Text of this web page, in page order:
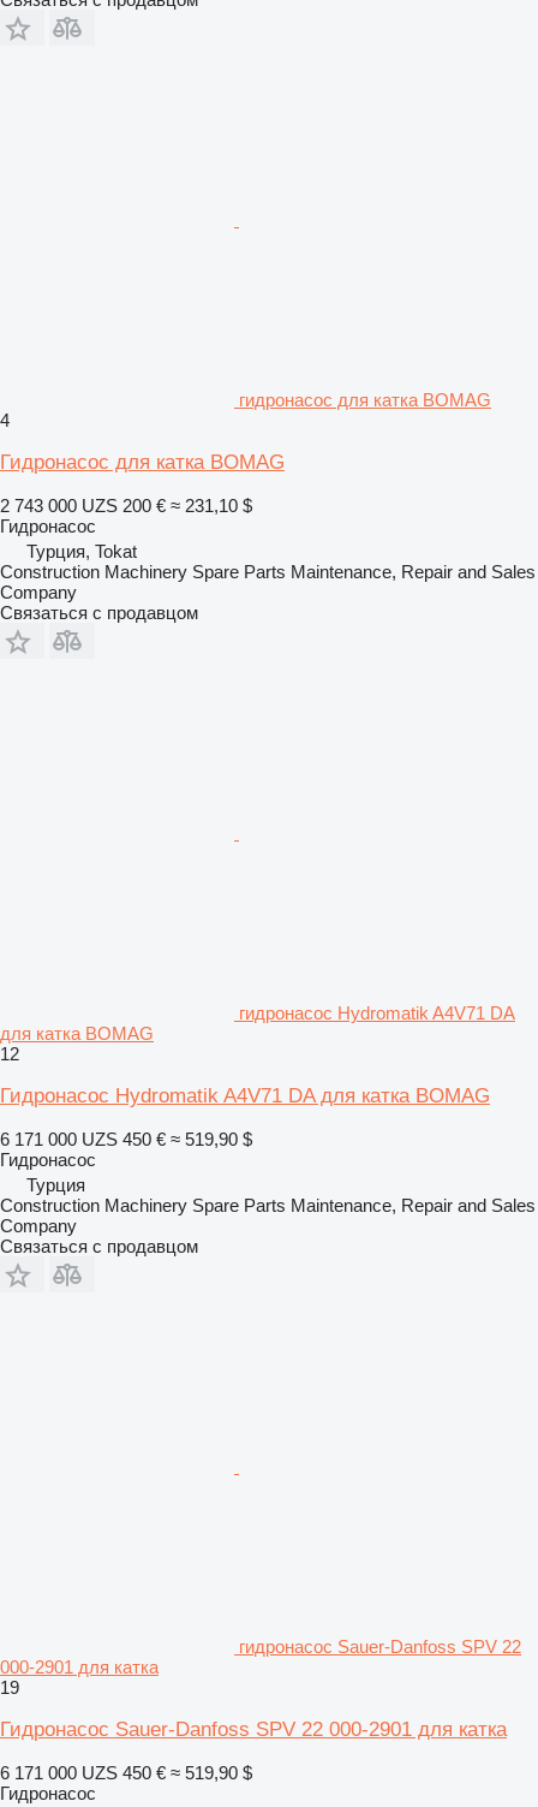
гидронасос для катка BOMAG
4
Гидронасос для катка BOMAG
2 743 000 UZS 200 € ≈ 231,10 $
Гидронасос
Турция, Tokat
Construction Machinery Spare Parts Maintenance, Repair and Sales
Company
Связаться с продавцом
гидронасос Hydromatik A4V71 DA
для катка BOMAG
12
Гидронасос Hydromatik A4V71 DA для катка BOMAG
6 171 000 UZS 450 € ≈ 519,90 $
Гидронасос
Турция
Construction Machinery Spare Parts Maintenance, Repair and Sales
Company
Связаться с продавцом
гидронасос Sauer-Danfoss SPV 22
000-2901 для катка
19
Гидронасос Sauer-Danfoss SPV 22 000-2901 для катка
6 171 000 UZS 450 € ≈ 519,90 $
Гидронасос